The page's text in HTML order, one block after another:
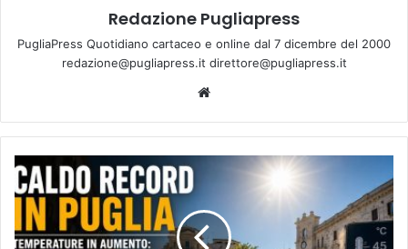
Redazione Pugliapress
PugliaPress Quotidiano cartaceo e online dal 7 dicembre del 2000
redazione@pugliapress.it direttore@pugliapress.it
Caldo
in
Puglia:
picco
delle